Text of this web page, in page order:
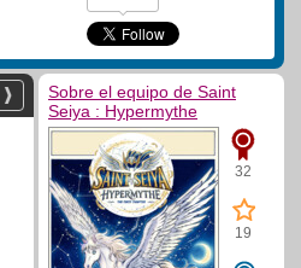
Sobre el equipo de Saint
Seiya : Hypermythe
32
19